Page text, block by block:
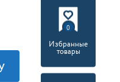
0
Избранные
товары